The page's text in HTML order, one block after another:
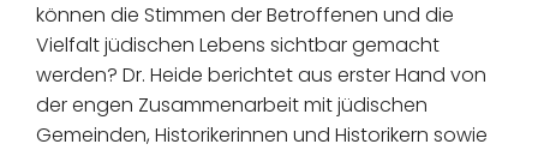
können die Stimmen der Betroffenen und die
Vielfalt jüdischen Lebens sichtbar gemacht
werden? Dr. Heide berichtet aus erster Hand von
der engen Zusammenarbeit mit jüdischen
Gemeinden, Historikerinnen und Historikern sowie